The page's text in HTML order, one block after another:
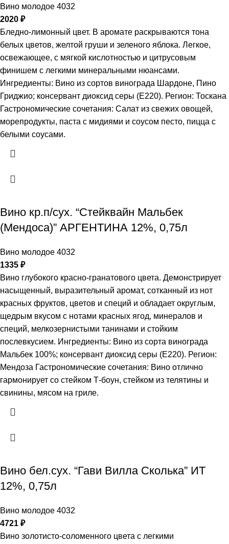
Вино молодое 4032
2020 ₽
Бледно-лимонный цвет. В аромате раскрываются тона
белых цветов, желтой груши и зеленого яблока. Легкое,
освежающее, с мягкой кислотностью и цитрусовым
финишем с легкими минеральными нюансами.
Ингредиенты: Вино из сортов винограда Шардоне, Пино
Гриджио; консервант диоксид серы (Е220). Регион: Тоскана
Гастрономические сочетания: Салат из свежих овощей,
морепродукты, паста с мидиями и соусом песто, пицца с
белыми соусами.
Вино кр.п/сух. “Стейквайн Мальбек
(Мендоса)” АРГЕНТИНА 12%, 0,75л
Вино молодое 4032
1335 ₽
Вино глубокого красно-гранатового цвета. Демонстрирует
насыщенный, выразительный аромат, сотканный из нот
красных фруктов, цветов и специй и обладает округлым,
щедрым вкусом с нотами красных ягод, минералов и
специй, мелкозернистыми танинами и стойким
послевкусием. Ингредиенты: Вино из сорта винограда
Мальбек 100%; консервант диоксид серы (Е220). Регион:
Мендоза Гастрономические сочетания: Вино отлично
гармонирует со стейком Т-боун, стейком из телятины и
свинины, мясом на гриле.
Вино бел.сух. “Гави Вилла Сколька” ИТ
12%, 0,75л
Вино молодое 4032
4721 ₽
Вино золотисто-соломенного цвета с легкими